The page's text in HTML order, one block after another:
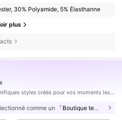
30% Polyamide, 5% Élasthanne
plus
naviguer
Célébrez avec de magnifiques styles créés pour vos moments les mieux habillés.
comme un 「Boutique tendance」